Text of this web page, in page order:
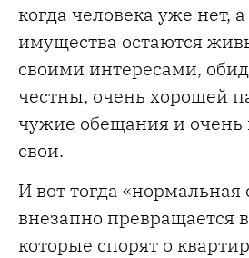
когда человека уже нет, а
имущества остаются
своими интересами,
честны, очень хорошей
чужие обещания и очень
свои.
И вот тогда «нормальная
внезапно превращается
которые спорят о